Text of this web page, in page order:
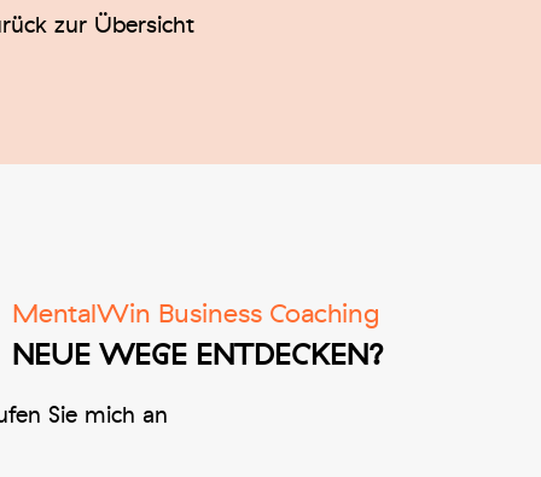
zur Übersicht
MentalWin Business Coaching
NEUE WEGE ENTDECKEN?
Sie mich an